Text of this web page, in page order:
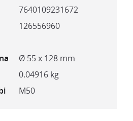
7640109231672
126556960
Ø 55 x 128 mm
0.04916 kg
M50